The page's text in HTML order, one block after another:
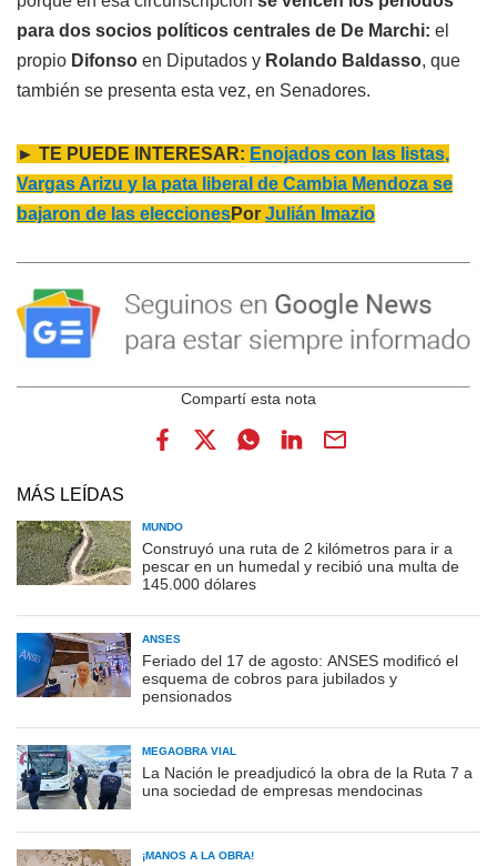
para dos socios políticos centrales de De Marchi: el
propio Difonso en Diputados y Rolando Baldasso, que
también se presenta esta vez, en Senadores.
► TE PUEDE INTERESAR: Enojados con las listas,
Vargas Arizu y la pata liberal de Cambia Mendoza se
bajaron de las eleccionesPor Julián Imazio
MÁS LEÍDAS
MUNDO
Construyó una ruta de 2 kilómetros para ir a
pescar en un humedal y recibió una multa de
145.000 dólares
ANSES
Feriado del 17 de agosto: ANSES modificó el
esquema de cobros para jubilados y
pensionados
MEGAOBRA VIAL
La Nación le preadjudicó la obra de la Ruta 7 a
una sociedad de empresas mendocinas
¡MANOS A LA OBRA!